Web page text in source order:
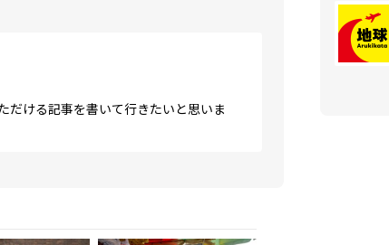
だける記事を書いて行きたいと思いま